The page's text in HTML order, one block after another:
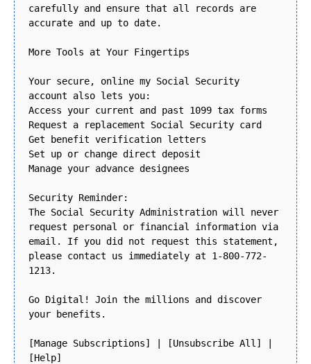
carefully and ensure that all records are
accurate and up to date.
More Tools at Your Fingertips
Your secure, online my Social Security
account also lets you:
Access your current and past 1099 tax forms
Request a replacement Social Security card
Get benefit verification letters
Set up or change direct deposit
Manage your advance designees
Security Reminder:
The Social Security Administration will never
request personal or financial information via
email. If you did not request this statement,
please contact us immediately at 1-800-772-
1213.
Go Digital! Join the millions and discover
your benefits.
[Manage Subscriptions] | [Unsubscribe All] |
[Help]